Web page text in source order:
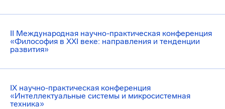
II Международная научно-практическая конференция
«Философия в XXI веке: направления и тенденции
развития»
IX научно-практическая конференция
«Интеллектуальные системы и микросистемная
техника»